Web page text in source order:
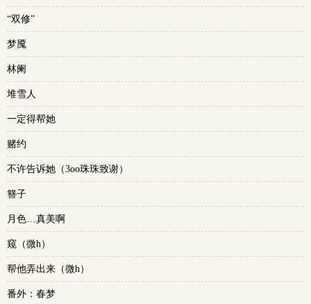
“双修”
梦魇
林阑
堆雪人
一定得帮她
赌约
不许告诉她（3oo珠珠致谢）
簪子
月色…真美啊
窥（微h）
帮他弄出来（微h）
番外：春梦